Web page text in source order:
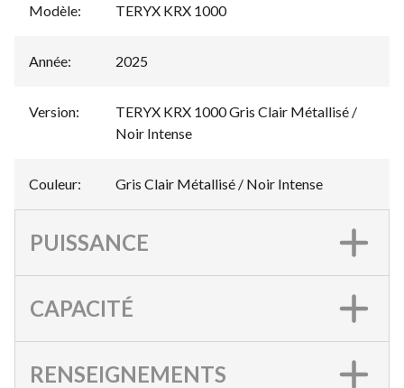
Modèle: TERYX KRX 1000
Année: 2025
Version:
TERYX KRX 1000 Gris Clair Métallisé /
Noir Intense
Couleur: Gris Clair Métallisé / Noir Intense
PUISSANCE
CAPACITÉ
RENSEIGNEMENTS